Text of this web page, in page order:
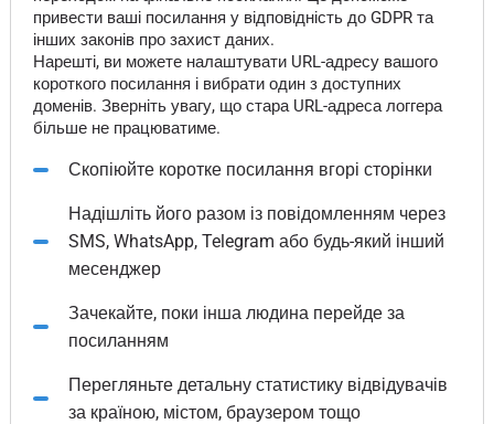
привести ваші посилання у відповідність до GDPR та
інших законів про захист даних.
Нарешті, ви можете налаштувати URL-адресу вашого
короткого посилання і вибрати один з доступних
доменів. Зверніть увагу, що стара URL-адреса логгера
більше не працюватиме.
Скопіюйте коротке посилання вгорі сторінки
Надішліть його разом із повідомленням через
SMS, WhatsApp, Telegram або будь-який інший
месенджер
Зачекайте, поки інша людина перейде за
посиланням
Перегляньте детальну статистику відвідувачів
за країною, містом, браузером тощо